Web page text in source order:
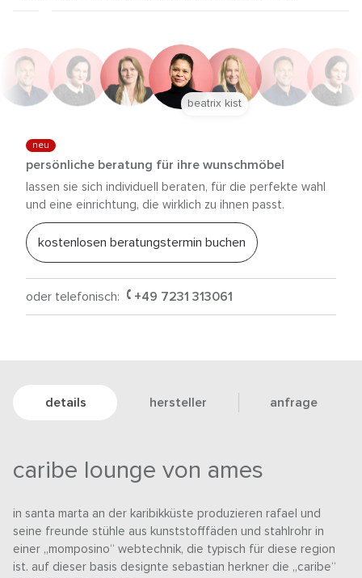
neu
persönliche beratung für ihre wunschmöbel
lassen sie sich individuell beraten, für die perfekte wahl
und eine einrichtung, die wirklich zu ihnen passt.
kostenlosen beratungstermin buchen
oder telefonisch: +49 7231 313061
beatrix kist
details hersteller anfrage
caribe lounge von ames
in santa marta an der karibikküste produzieren rafael und
seine freunde stühle aus kunststofffäden und stahlrohr in
einer „momposino“ webtechnik, die typisch für diese region
ist. auf dieser basis designte sebastian herkner die „caribe“